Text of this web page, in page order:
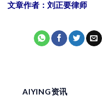
文章作者：刘正要律师
AIYING资讯